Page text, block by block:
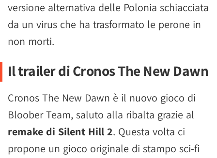
versione alternativa delle Polonia schiacciata
da un virus che ha trasformato le perone in
non morti.
Il trailer di Cronos The New Dawn
Cronos The New Dawn è il nuovo gioco di
Bloober Team, saluto alla ribalta grazie al
remake di Silent Hill 2. Questa volta ci
propone un gioco originale di stampo sci-fi